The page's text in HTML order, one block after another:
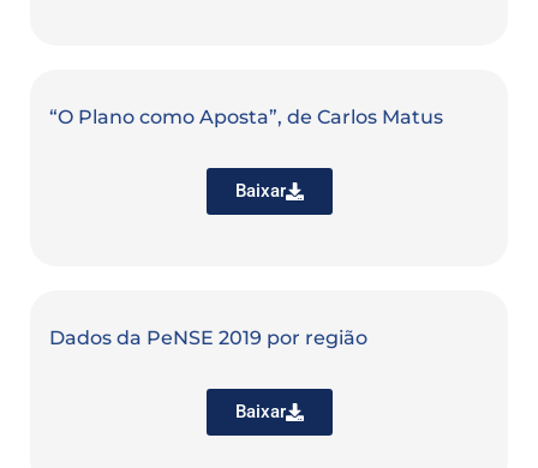
“O Plano como Aposta”, de Carlos Matus
Baixar
Dados da PeNSE 2019 por região
Baixar